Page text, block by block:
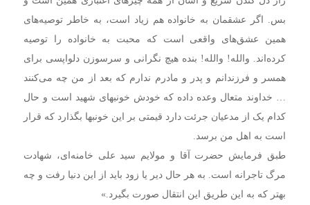
بس. اگر عشقمان به خانواده هم زیاد است، به خاطر توصیه‌های
همین عشق‌های واقعی است که محبت به خانواده را توصیه
کرده‌اند. والله! والله! بنده هیچ نگرانی و سرسوزن دلواپسی برای
همسر و فرزندانم و پدر و مادرم ندارم که بعد از من چه می‌کنند
… خداوند متعال وعده داده که خودش خونبهای شهید است و حال
کدام یک از مدعیان جرئت دارد قیمتی بر این خونبها بگذارد که قرار
است به اهل من برسد.
طبق فرمایش حضرت آقا و مولایم سید علی خامنه‌ای، شهادت
مرگ تاجرانه است. به هر حال دیر یا زود باید از این دنیا رفت و چه
بهتر که به این طریق این انتقال صورت بگیرد.»